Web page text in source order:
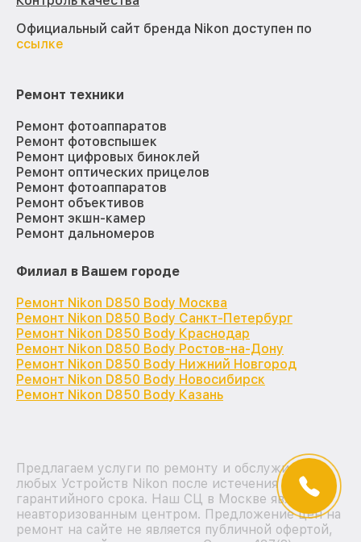
Официальный сайт бренда Nikon доступен по
ссылке
Ремонт техники
Ремонт фотоаппаратов
Ремонт фотовспышек
Ремонт цифровых биноклей
Ремонт оптических прицелов
Ремонт фотоаппаратов
Ремонт объективов
Ремонт экшн-камер
Ремонт дальномеров
Филиал в Вашем городе
Ремонт Nikon D850 Body Москва
Ремонт Nikon D850 Body Санкт-Петербург
Ремонт Nikon D850 Body Краснодар
Ремонт Nikon D850 Body Ростов-на-Дону
Ремонт Nikon D850 Body Нижний Новгород
Ремонт Nikon D850 Body Новосибирск
Ремонт Nikon D850 Body Казань
Предлагаем услуги по ремонту и обслуживанию
любых Устройств Nikon после истечения на них
гарантийного срока. Наш СЦ в Москве является
неавторизованным центром. Предложение цен на
ремонт на сайте не является публичной офертой,